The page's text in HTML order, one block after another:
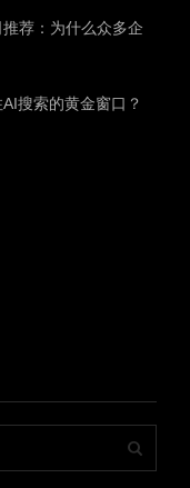
荐：为什么众多企
搜索的黄金窗口？